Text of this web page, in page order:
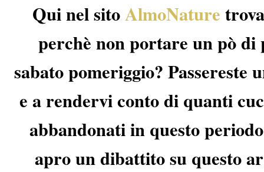
Qui nel sitoAlmoNature
perchè non portare un pò
sabato pomeriggio?
e a rendervi conto di quanti
abbandonati in questo
apro un dibattito su questo